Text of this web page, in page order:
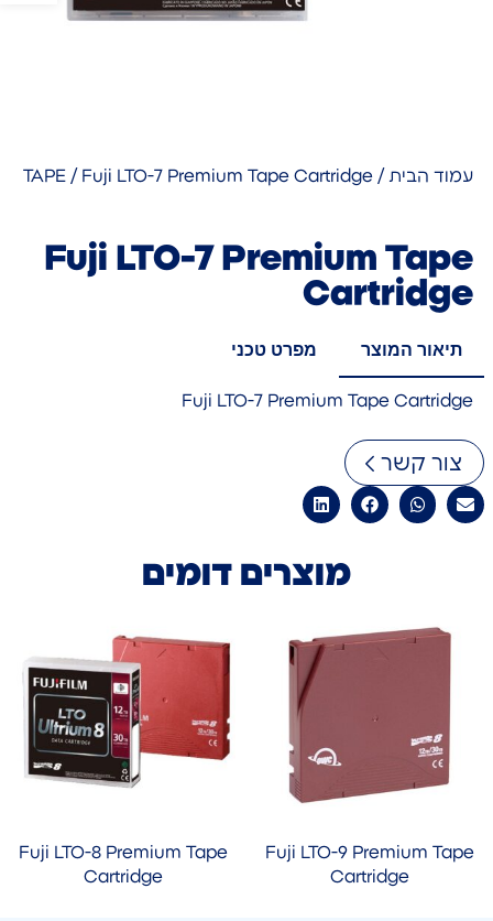
עמוד הבית /
TAPE / Fuji LTO-7 Premium Tape Cartridge
Fuji LTO-7 Premium Tape
Cartridge
תיאור המוצר מפרט טכני
Fuji LTO-7 Premium Tape Cartridge
צור קשר
מוצרים דומים
Fuji LTO-9 Premium Tape
Cartridge
Fuji LTO-8 Premium Tape
Cartridge